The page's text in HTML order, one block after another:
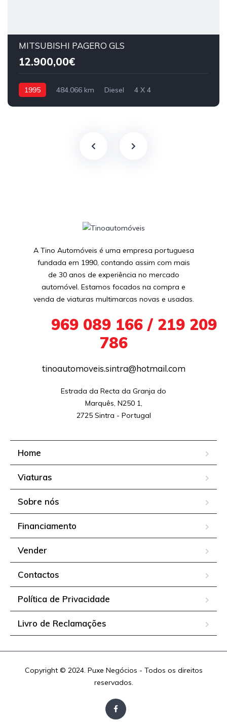
MITSUBISHI PAGERO GLS
12.900,00€
1995 484.066 km Diesel 4 X 4
A Tino Automóveis é uma empresa portuguesa
fundada em 1990, contando assim com mais
de 30 anos de experiência no mercado
automóvel. Estamos focados na compra e
venda de viaturas multimarcas novas e usadas.
969 089 166 / 219 209
786
tinoautomoveis.sintra@hotmail.com
Estrada da Recta da Granja do
Marquês, N250 1,
2725 Sintra - Portugal
Home
Viaturas
Sobre nós
Financiamento
Vender
Contactos
Política de Privacidade
Livro de Reclamações
Copyright © 2024. Puxe Negócios - Todos os direitos
reservados.